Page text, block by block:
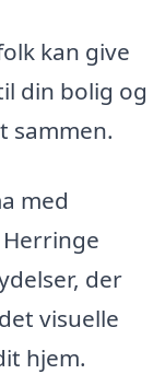
kan give
din bolig og
sammen.
med
der
visuelle
hjem.